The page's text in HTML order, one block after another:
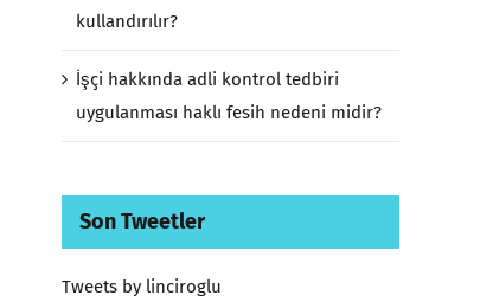
kullandırılır?
İşçi hakkında adli kontrol tedbiri
uygulanması haklı fesih nedeni midir?
Son Tweetler
Tweets by linciroglu